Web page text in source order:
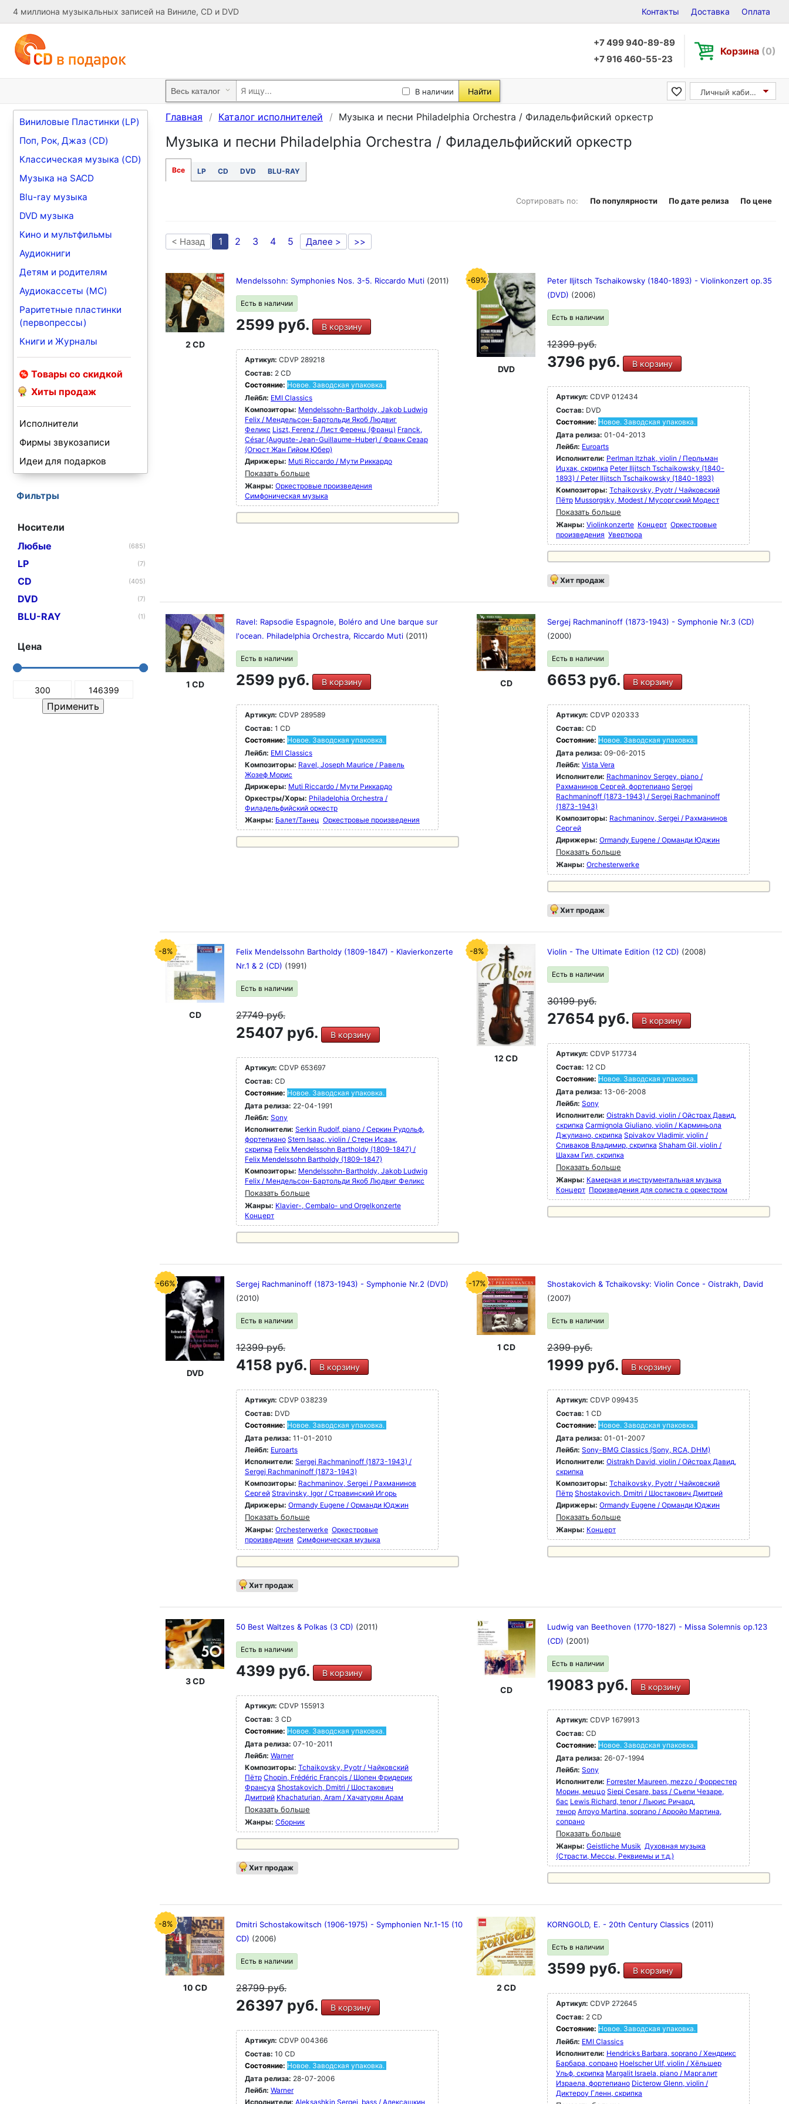
4 миллиона музыкальных записей на Виниле, CD и DVD Контакты Доставка Оплата
+7 499 940-89-89
+7 916 460-55-23
Корзина (0)
В наличии Найти Личный кабинет
Виниловые Пластинки (LP)
Поп, Рок, Джаз (CD)
Классическая музыка (CD)
Музыка на SACD
Blu-ray музыка
DVD музыка
Кино и мультфильмы
Аудиокниги
Детям и родителям
Аудиокассеты (MC)
Раритетные пластинки
(первопрессы)
Книги и Журналы
Товары со скидкой
Хиты продаж
Исполнители
Фирмы звукозаписи
Идеи для подарков
Фильтры
Носители
Любые
(685)
LP (7)
CD (405)
DVD (7)
BLU-RAY (1)
Цена
Главная Каталог исполнителей Музыка и песни Philadelphia Orchestra / Филадельфийский оркестр
Музыка и песни Philadelphia Orchestra / Филадельфийский оркестр
Все LP CD DVD BLU-RAY
Сортировать по: По популярности По дате релиза По цене
< Назад 1 2 3 4 5 Далее > >>
2 CD
Mendelssohn: Symphonies Nos. 3-5. Riccardo Muti (2011)
Есть в наличии
2599 руб. В корзину
Артикул: CDVP 289218
Состав: 2 CD
Состояние: Новое. Заводская упаковка.
Лейбл: EMI Classics
Композиторы: Mendelssohn-Bartholdy, Jakob Ludwig
Felix / Мендельсон-Бартольди Якоб Людвиг
Феликс Liszt, Ferenz / Лист Ференц (Франц) Franck,
César (Auguste-Jean-Guillaume-Huber) / Франк Сезар
(Огюст Жан Гийом Юбер)
Дирижеры: Muti Riccardo / Мути Риккардо
Показать больше
Жанры: Оркестровые произведения
Симфоническая музыка
-69%
DVD
Peter Iljitsch Tschaikowsky (1840-1893) - Violinkonzert op.35
(DVD) (2006)
Есть в наличии
12399руб.
3796 руб. В корзину
Артикул: CDVP 012434
Состав: DVD
Состояние: Новое. Заводская упаковка.
Дата релиза: 01-04-2013
Лейбл: Euroarts
Исполнители: Perlman Itzhak, violin / Перльман
Ицхак, скрипка Peter Iljitsch Tschaikowsky (1840-
1893) / Peter Iljitsch Tschaikowsky (1840-1893)
Композиторы: Tchaikovsky, Pyotr / Чайковский
Пётр Mussorgsky, Modest / Мусоргский Модест
Показать больше
Жанры: Violinkonzerte Концерт Оркестровые
произведения Увертюра
Хит продаж
1 CD
Ravel: Rapsodie Espagnole, Boléro and Une barque sur
l'ocean. Philadelphia Orchestra, Riccardo Muti (2011)
Есть в наличии
2599 руб. В корзину
Артикул: CDVP 289589
Состав: 1 CD
Состояние: Новое. Заводская упаковка.
Лейбл: EMI Classics
Композиторы: Ravel, Joseph Maurice / Равель
Жозеф Морис
Дирижеры: Muti Riccardo / Мути Риккардо
Оркестры/Хоры: Philadelphia Orchestra /
Филадельфийский оркестр
Жанры: Балет/Танец Оркестровые произведения
CD
Sergej Rachmaninoff (1873-1943) - Symphonie Nr.3 (CD)
(2000)
Есть в наличии
6653 руб. В корзину
Артикул: CDVP 020333
Состав: CD
Состояние: Новое. Заводская упаковка.
Дата релиза: 09-06-2015
Лейбл: Vista Vera
Исполнители: Rachmaninov Sergey, piano /
Рахманинов Сергей, фортепиано Sergej
Rachmaninoff (1873-1943) / Sergej Rachmaninoff
(1873-1943)
Композиторы: Rachmaninov, Sergei / Рахманинов
Сергей
Дирижеры: Ormandy Eugene / Орманди Юджин
Показать больше
Жанры: Orchesterwerke
Хит продаж
-8%
CD
Felix Mendelssohn Bartholdy (1809-1847) - Klavierkonzerte
Nr.1 & 2 (CD) (1991)
Есть в наличии
27749руб.
25407 руб. В корзину
Артикул: CDVP 653697
Состав: CD
Состояние: Новое. Заводская упаковка.
Дата релиза: 22-04-1991
Лейбл: Sony
Исполнители: Serkin Rudolf, piano / Серкин Рудольф,
фортепиано Stern Isaac, violin / Стерн Исаак,
скрипка Felix Mendelssohn Bartholdy (1809-1847) /
Felix Mendelssohn Bartholdy (1809-1847)
Композиторы: Mendelssohn-Bartholdy, Jakob Ludwig
Felix / Мендельсон-Бартольди Якоб Людвиг Феликс
Показать больше
Жанры: Klavier-, Cembalo- und Orgelkonzerte
Концерт
-8%
12 CD
Violin - The Ultimate Edition (12 CD) (2008)
Есть в наличии
30199руб.
27654 руб. В корзину
Артикул: CDVP 517734
Состав: 12 CD
Состояние: Новое. Заводская упаковка.
Дата релиза: 13-06-2008
Лейбл: Sony
Исполнители: Oistrakh David, violin / Ойстрах Давид,
скрипка Carmignola Giuliano, violin / Карминьола
Джулиано, скрипка Spivakov Vladimir, violin /
Спиваков Владимир, скрипка Shaham Gil, violin /
Шахам Гил, скрипка
Показать больше
Жанры: Камерная и инструментальная музыка
Концерт Произведения для солиста с оркестром
-66%
DVD
Sergej Rachmaninoff (1873-1943) - Symphonie Nr.2 (DVD)
(2010)
Есть в наличии
12399руб.
4158 руб. В корзину
Артикул: CDVP 038239
Состав: DVD
Состояние: Новое. Заводская упаковка.
Дата релиза: 11-01-2010
Лейбл: Euroarts
Исполнители: Sergej Rachmaninoff (1873-1943) /
Sergej Rachmaninoff (1873-1943)
Композиторы: Rachmaninov, Sergei / Рахманинов
Сергей Stravinsky, Igor / Стравинский Игорь
Дирижеры: Ormandy Eugene / Орманди Юджин
Показать больше
Жанры: Orchesterwerke Оркестровые
произведения Симфоническая музыка
Хит продаж
-17%
1 CD
Shostakovich & Tchaikovsky: Violin Conce - Oistrakh, David
(2007)
Есть в наличии
2399руб.
1999 руб. В корзину
Артикул: CDVP 099435
Состав: 1 CD
Состояние: Новое. Заводская упаковка.
Дата релиза: 01-01-2007
Лейбл: Sony-BMG Classics (Sony, RCA, DHM)
Исполнители: Oistrakh David, violin / Ойстрах Давид,
скрипка
Композиторы: Tchaikovsky, Pyotr / Чайковский
Пётр Shostakovich, Dmitri / Шостакович Дмитрий
Дирижеры: Ormandy Eugene / Орманди Юджин
Показать больше
Жанры: Концерт
3 CD
50 Best Waltzes & Polkas (3 CD) (2011)
Есть в наличии
4399 руб. В корзину
Артикул: CDVP 155913
Состав: 3 CD
Состояние: Новое. Заводская упаковка.
Дата релиза: 07-10-2011
Лейбл: Warner
Композиторы: Tchaikovsky, Pyotr / Чайковский
Пётр Chopin, Frédéric François / Шопен Фридерик
Франсуа Shostakovich, Dmitri / Шостакович
Дмитрий Khachaturian, Aram / Хачатурян Арам
Показать больше
Жанры: Сборник
Хит продаж
CD
Ludwig van Beethoven (1770-1827) - Missa Solemnis op.123
(CD) (2001)
Есть в наличии
19083 руб. В корзину
Артикул: CDVP 1679913
Состав: CD
Состояние: Новое. Заводская упаковка.
Дата релиза: 26-07-1994
Лейбл: Sony
Исполнители: Forrester Maureen, mezzo / Форрестер
Морин, меццо Siepi Cesare, bass / Сьепи Чезаре,
бас Lewis Richard, tenor / Льюис Ричард,
тенор Arroyo Martina, soprano / Арройо Мартина,
сопрано
Показать больше
Жанры: Geistliche Musik Духовная музыка
(Страсти, Мессы, Реквиемы и т.д.)
-8%
10 CD
Dmitri Schostakowitsch (1906-1975) - Symphonien Nr.1-15 (10
CD) (2006)
Есть в наличии
28799руб.
26397 руб. В корзину
Артикул: CDVP 004366
Состав: 10 CD
Состояние: Новое. Заводская упаковка.
Дата релиза: 28-07-2006
Лейбл: Warner
Исполнители: Aleksashkin Sergei, bass / Алексашкин
2 CD
KORNGOLD, E. - 20th Century Classics (2011)
Есть в наличии
3599 руб. В корзину
Артикул: CDVP 272645
Состав: 2 CD
Состояние: Новое. Заводская упаковка.
Лейбл: EMI Classics
Исполнители: Hendricks Barbara, soprano / Хендрикс
Барбара, сопрано Hoelscher Ulf, violin / Хёльшер
Ульф, скрипка Margalit Israela, piano / Маргалит
Израела, фортепиано Dicterow Glenn, violin /
Диктероу Гленн, скрипка